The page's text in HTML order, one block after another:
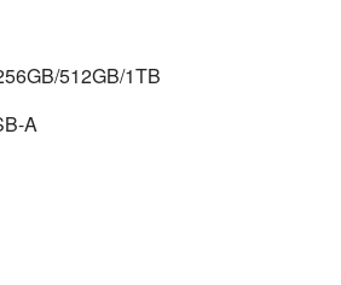
512GB/1TB
A